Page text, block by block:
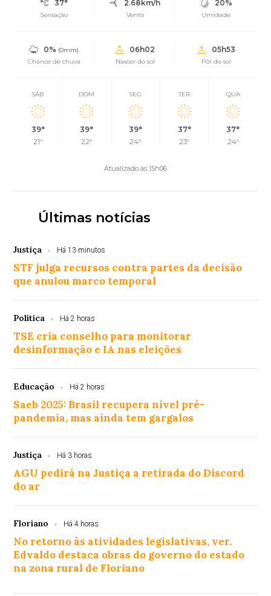
37°
Sensação
2.68km/h
Vento
20%
Umidade
0% (0mm)
Chance de chuva
06h02
Nascer do sol
05h53
Pôr do sol
SÁB
39°
21°
DOM
39°
22°
SEG
39°
24°
TER
37°
23°
QUA
37°
24°
Atualizado às 15h06
Últimas notícias
Justiça Há 13 minutos
STF julga recursos contra partes da decisão
que anulou marco temporal
Política Há 2 horas
TSE cria conselho para monitorar
desinformação e IA nas eleições
Educação Há 2 horas
Saeb 2025: Brasil recupera nível pré-
pandemia, mas ainda tem gargalos
Justiça Há 3 horas
AGU pedirá na Justiça a retirada do Discord
do ar
Floriano Há 4 horas
No retorno às atividades legislativas, ver.
Edvaldo destaca obras do governo do estado
na zona rural de Floriano